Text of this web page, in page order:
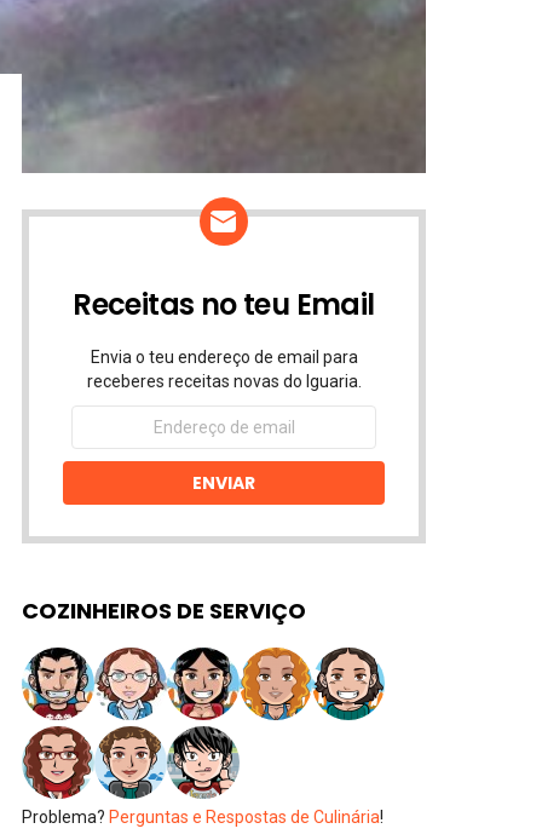
Receitas no teu Email
Envia o teu endereço de email para
receberes receitas novas do Iguaria.
Endereço
email
ENVIAR
COZINHEIROS DE SERVIÇO
Problema? Perguntas e Respostas de Culinária!